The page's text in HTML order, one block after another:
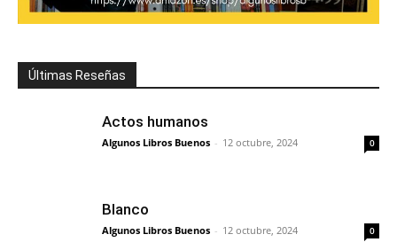
Últimas Reseñas
Actos humanos
Algunos Libros Buenos - 12 octubre, 2024 0
Blanco
Algunos Libros Buenos - 12 octubre, 2024 0